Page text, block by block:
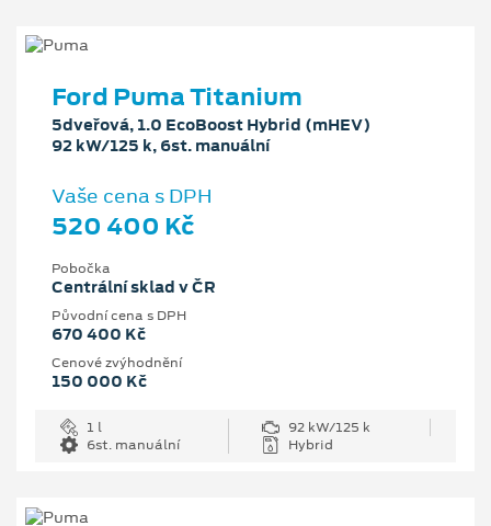
Ford Puma Titanium
5dveřová, 1.0 EcoBoost Hybrid (mHEV)
92 kW/125 k, 6st. manuální
Vaše cena s DPH
520 400 Kč
Pobočka
Centrální sklad v ČR
Původní cena s DPH
670 400 Kč
Cenové zvýhodnění
150 000 Kč
1 l
92 kW/125 k
6st. manuální
Hybrid